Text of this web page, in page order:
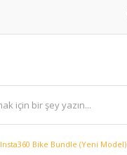
Insta360 Bike Bundle (Yeni Model)